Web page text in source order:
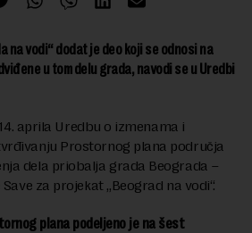
na vodi“ dodat je deo koji se odnosi na
u tom delu grada, navodi se u Uredbi
aprila Uredbu o izmenama i
Prostornog plana područja
dela priobalja grada Beograda –
za projekat „Beograd na vodi“.
plana podeljeno je na šest